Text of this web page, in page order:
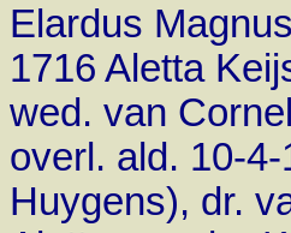
Elardus
1716 Aletta
wed. van
overl. ald. 10-4-
Huygens), dr.